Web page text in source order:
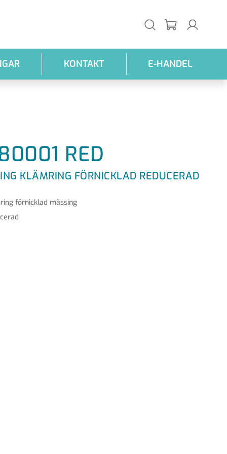
KONTAKT E-HANDEL
RED
KLÄMRING FÖRNICKLAD REDUCERAD
förnicklad mässing